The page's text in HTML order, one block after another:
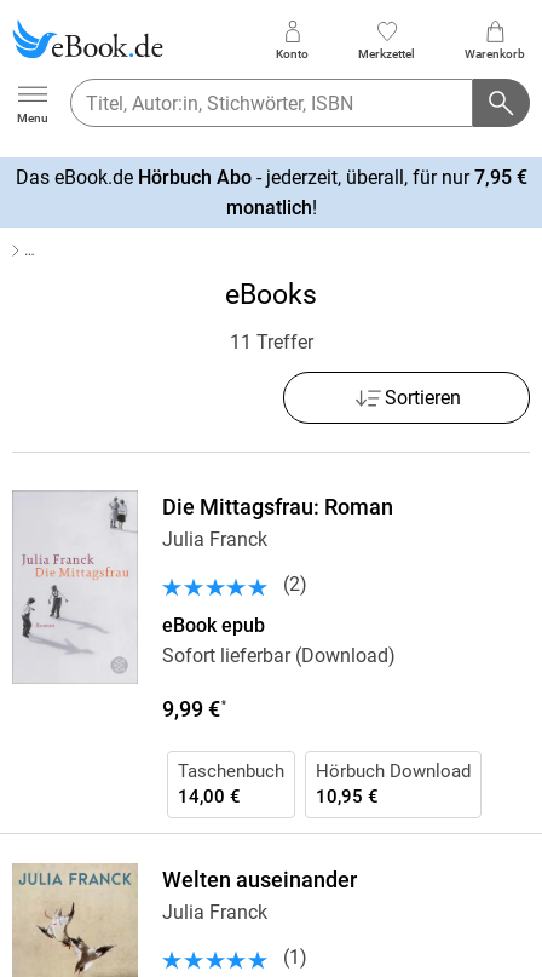
Ebook.de
Menu
Konto Merkzettel Warenkorb
Das eBook.de Hörbuch Abo- jederzeit, überall, für nur7,95 €
monatlich!
…
eBooks
11 Treffer
Sortieren
Die Mittagsfrau: Roman
Julia Franck
(2)
eBook epub
Sofort lieferbar (Download)
9,99 €*
Taschenbuch
14,00 €
Hörbuch Download
10,95 €
Welten auseinander
Julia Franck
(1 )